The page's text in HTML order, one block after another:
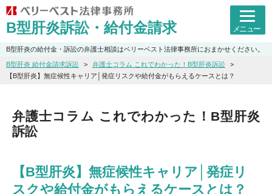
B型肝炎の給付金・訴訟の弁護士相談はベリーベスト法律事務所におまかせください。
B型肝炎訴訟・給付金請求 メニュー
B型肝炎 給付金請求訴訟
弁護士コラム これでわかった！B型肝炎訴訟
【B型肝炎】無症候性キャリア│発症リスクや給付金がもらえるケースとは？
弁護士コラム これでわかった！B型肝炎
訴訟
【B型肝炎】無症候性キャリア│発症リ
スクや給付金がもらえるケースとは？